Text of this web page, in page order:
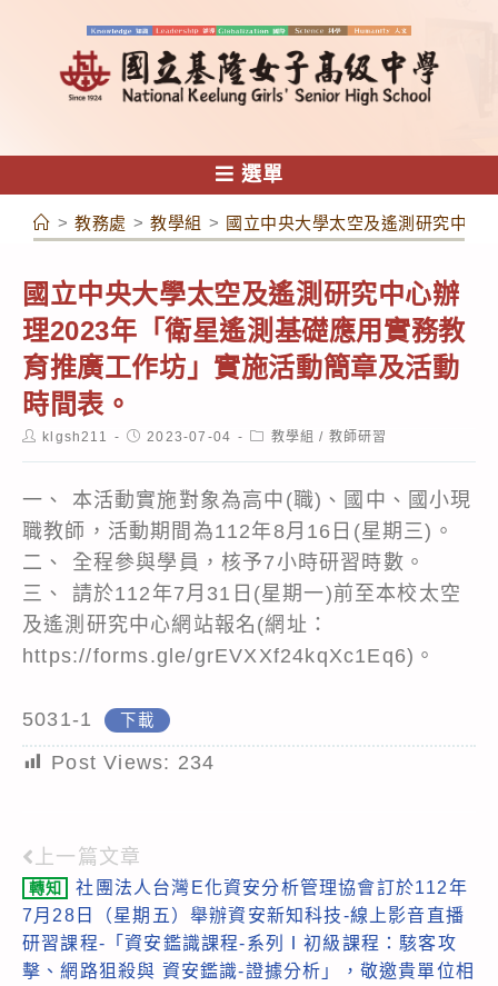
容
選單
> 教務處 > 教學組 > 國立中央大學太空及遙測研究中心
國立中央大學太空及遙測研究中心辦
理2023年「衛星遙測基礎應用實務教
育推廣工作坊」實施活動簡章及活動
時間表。
Postklgsh211
Post2023-07-04
Post教學組 / 教師研習
一、 本活動實施對象為高中(職)、國中、國小現
職教師，活動期間為112年8月16日(星期三)。
二、 全程參與學員，核予7小時研習時數。
三、 請於112年7月31日(星期一)前至本校太空
及遙測研究中心網站報名(網址：
https://forms.gle/grEVXXf24kqXc1Eq6)。
5031-1 下載
Post Views: 234
Read
more
articles
上一篇文章
轉知
社團法人台灣E化資安分析管理協會訂於112年
7月28日（星期五）舉辦資安新知科技-線上影音直播
研習課程-「資安鑑識課程-系列Ⅰ初級課程：駭客攻
擊、網路狙殺與 資安鑑識-證據分析」，敬邀貴單位相